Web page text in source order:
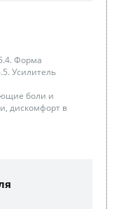
Форма
Усилитель
боли и
дискомфорт в